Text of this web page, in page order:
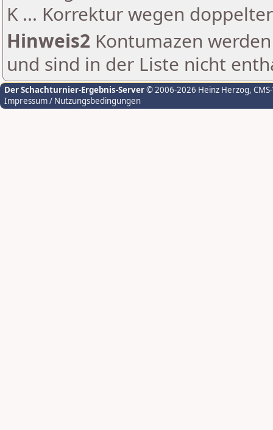
K ... Korrektur wegen
Hinweis2 Kontumazen
und sind in der Liste nicht
Der Schachturnier-Ergebnis-Server© 2006-2026 Heinz Herzog,
Impressum / Nutzungsbedingungen